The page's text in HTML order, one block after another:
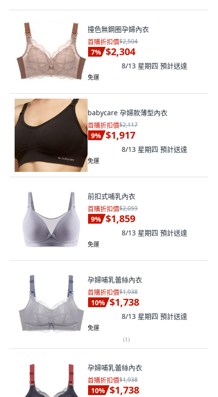
撞色無鋼圈孕婦內衣
首購折扣價$2,504
7% $2,304
8/13 星期四 預計送達
免運
babycare 孕婦款薄型內衣
首購折扣價$2,117
9% $1,917
8/13 星期四 預計送達
免運
前扣式哺乳內衣
首購折扣價$2,059
9% $1,859
8/13 星期四 預計送達
免運
孕婦哺乳蕾絲內衣
首購折扣價$1,938
10% $1,738
8/13 星期四 預計送達
免運
(1)
孕婦哺乳蕾絲內衣
首購折扣價$1,938
10% $1,738